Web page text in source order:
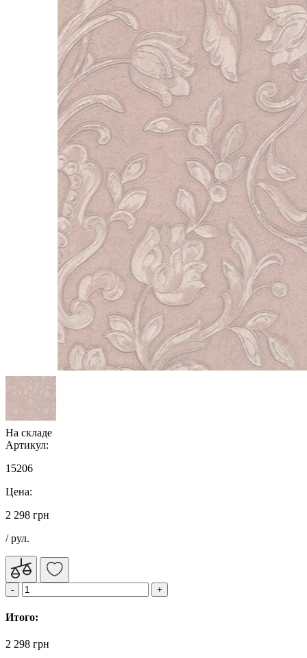
На складе
Артикул:
15206
Цена:
2 298 грн
/ рул.
Итого:
2 298 грн